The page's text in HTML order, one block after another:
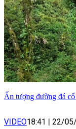
Ấn tượng đường đá
VIDEO18:41 | 22/